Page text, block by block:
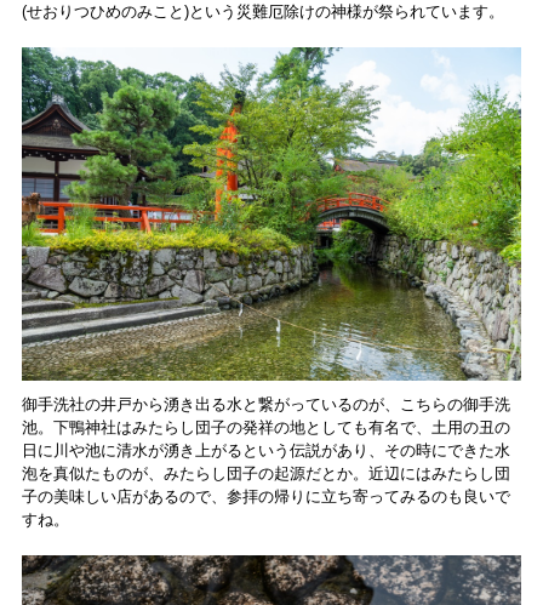
(せおりつひめのみこと)という災難厄除けの神様が祭られています。
御手洗社の井戸から湧き出る水と繋がっているのが、こちらの御手洗
池。下鴨神社はみたらし団子の発祥の地としても有名で、土用の丑の
日に川や池に清水が湧き上がるという伝説があり、その時にできた水
泡を真似たものが、みたらし団子の起源だとか。近辺にはみたらし団
子の美味しい店があるので、参拝の帰りに立ち寄ってみるのも良いで
すね。